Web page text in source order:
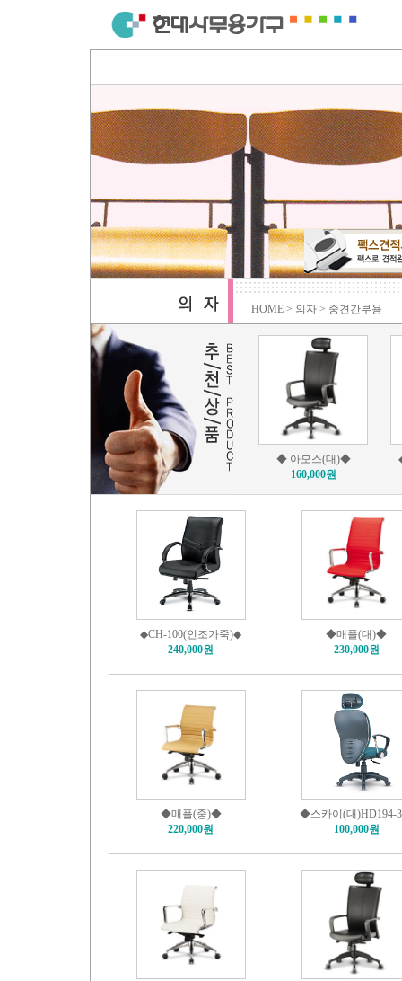
HOME > 의자 > 중견간부용
◆ 아모스(대)◆
160,000원
◆CH-100(인조가죽)◆
240,000원
◆매플(대)◆
230,000원
◆매플(중)◆
220,000원
◆스카이(대)HD194-
100,000원